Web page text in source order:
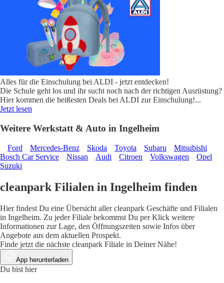
Alles für die Einschulung bei ALDI - jetzt entdecken!
Die Schule geht los und ihr sucht noch nach der richtigen Ausrüstung?
Hier kommen die heißesten Deals bei ALDI zur Einschulung!...
Jetzt lesen
Weitere Werkstatt & Auto in Ingelheim
Ford Mercedes-Benz Skoda Toyota Subaru
Mitsubishi
Bosch Car Service
Nissan Audi Citroen Volkswagen
Opel
Suzuki
cleanpark Filialen in Ingelheim finden
Hier findest Du eine Übersicht aller cleanpark Geschäfte und Filialen
in Ingelheim. Zu jeder Filiale bekommst Du per Klick weitere
Informationen zur Lage, den Öffnungszeiten sowie Infos über
Angebote aus dem aktuellen Prospekt.
Finde jetzt die nächste cleanpark Filiale in Deiner Nähe!
App herunterladen
Du bist hier